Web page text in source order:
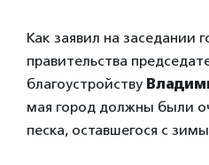
Как заявил на заседании
правительства
благоустройству
мая город должны были
песка, оставшегося с